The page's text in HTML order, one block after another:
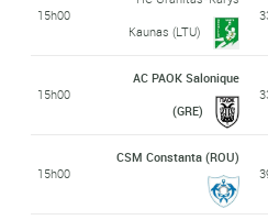
15h00
Kaunas (LTU)
15h00
AC PAOK Salonique
(GRE)
15h00
CSM Constanta (ROU)